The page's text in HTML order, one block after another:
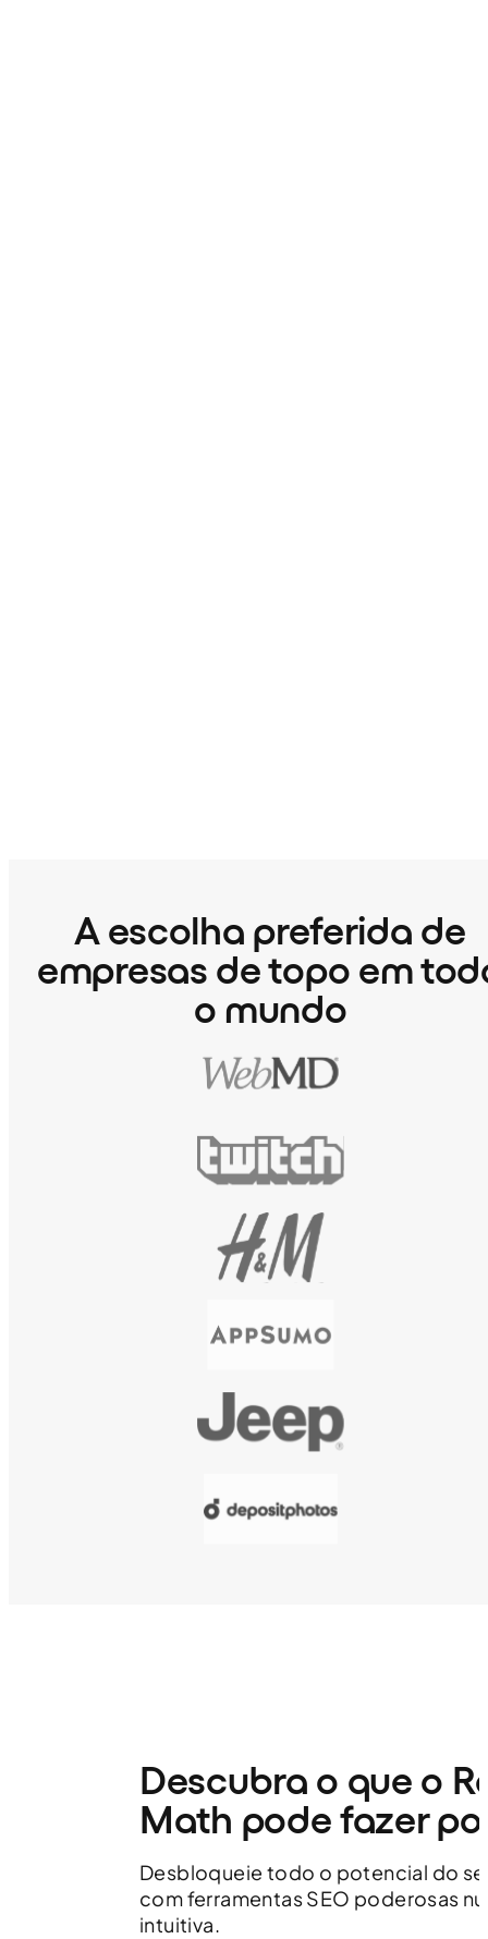
A escolha preferida de
empresas de topo em
o mundo
Descubra o que o
Math pode fazer
Desbloqueie todo o potencial do
com ferramentas SEO poderosas
intuitiva.